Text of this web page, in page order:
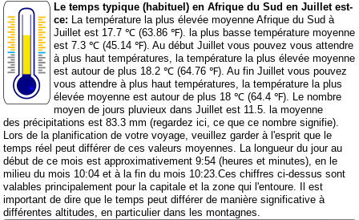
Le temps typique (habituel) en Afrique du Sud en Juillet est-
ce: La température la plus élevée moyenne Afrique du Sud à
Juillet est 17.7 ℃ (63.86 ℉). la plus basse température moyenne
est 7.3 ℃ (45.14 ℉). Au début Juillet vous pouvez vous attendre
à plus haut températures, la température la plus élevée moyenne
est autour de plus 18.2 ℃ (64.76 ℉). Au fin Juillet vous pouvez
vous attendre à plus haut températures, la température la plus
élevée moyenne est autour de plus 18 ℃ (64.4 ℉). Le nombre
moyen de jours pluvieux dans Juillet est 11.5. la moyenne
des précipitations est 83.3 mm (regardez ici, ce que ce nombre signifie).
Lors de la planification de votre voyage, veuillez garder à l'esprit que le
temps réel peut différer de ces valeurs moyennes. La longueur du jour au
début de ce mois est approximativement 9:54 (heures et minutes), en le
milieu du mois 10:04 et à la fin du mois 10:23.Ces chiffres ci-dessus sont
valables principalement pour la capitale et la zone qui l'entoure. Il est
important de dire que le temps peut différer de manière significative à
différentes altitudes, en particulier dans les montagnes.